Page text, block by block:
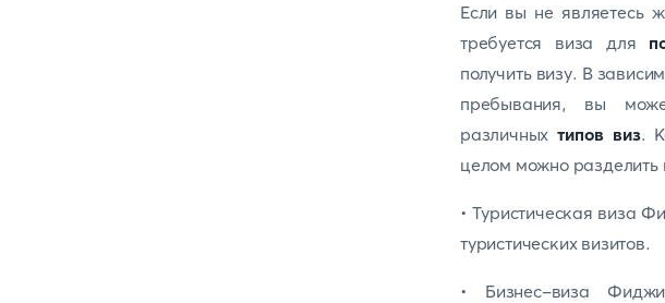
Если вы не являетесь
требуется виза для
получить визу. В
пребывания, вы
различных типов виз.
целом можно разделить
• Туристическая виза
туристических визитов.
• Бизнес-виза